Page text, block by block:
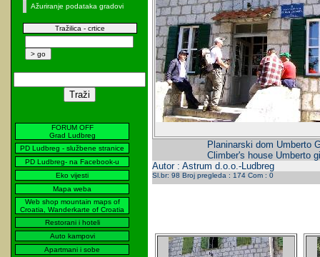
Ažuriranje podataka gradovi
Tražilica - crtice
FORUM OFF
Grad Ludbreg
PD Ludbreg - službene stranice
PD Ludbreg- na Facebook-u
Eko vijesti
Mapa weba
Web shop mountain maps of
Croatia, Wanderkarte of Croatia
Restorani i hoteli
Auto kampovi
Apartmani i sobe
Planinarski dom Umberto
Climber's house Umberto
Autor : Astrum d.o.o.-Ludbreg
Sl.br: 98 Broj pregleda : 174 Com : 0